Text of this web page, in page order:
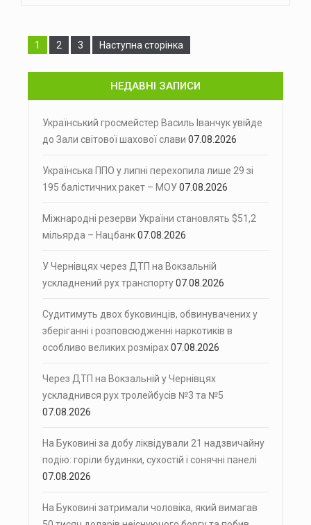
Сторінка
1 Сторінка
2 Сторінка
3 Наступна сторінка
НЕДАВНІ ЗАПИСИ
Український гросмейстер Василь Іванчук увійде
до Зали світової шахової слави 07.08.2026
Українська ППО у липні перехопила лише 29 зі
195 балістичних ракет – МОУ07.08.2026
Міжнародні резерви України становлять $51,2
мільярда – Нацбанк07.08.2026
У Чернівцях через ДТП на Вокзальній
ускладнений рух транспорту07.08.2026
Судитимуть двох буковинців, обвинувачених у
зберіганні і розповсюдженні наркотиків в
особливо великих розмірах07.08.2026
Через ДТП на Вокзальній у Чернівцях
ускладнився рух тролейбусів №3 та №5
07.08.2026
На Буковині за добу ліквідували 21 надзвичайну
подію: горіли будинки, сухостій і сонячні панелі
07.08.2026
На Буковині затримали чоловіка, який вимагав